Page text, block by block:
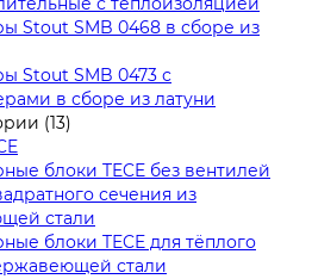
Stout SMB 0468 в сборе из
Stout SMB 0473 с
в сборе из латуни
(13)
блоки TECE без вентилей
сечения из
стали
блоки TECE для тёплого
стали